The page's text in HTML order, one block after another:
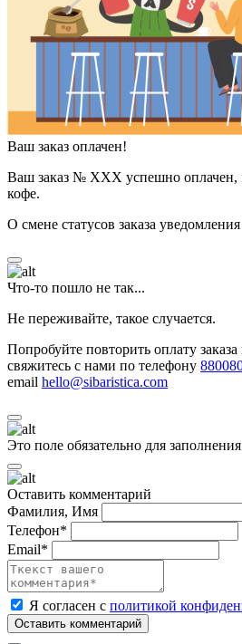
Ваш заказ оплачен!
Ваш заказ № ХХХ успешно оплачен,
кофе.
О смене статусов заказа
Что-то пошло не так...
Не переживайте, такое случается.
Попробуйте повторить оплату заказа
свяжитесь с нами по телефону
email hello@sibaristica.com
Это поле обязательно для
Оставить комментарий
Фамилия, Имя
Телефон*
Email*
Я согласен с политикой